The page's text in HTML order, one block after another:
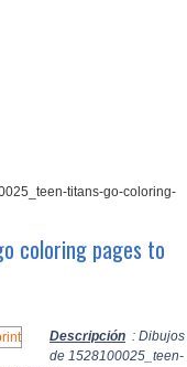
titans-go-coloring-
coloring pages to
Descripción : Dibujos
de 1528100025_teen-